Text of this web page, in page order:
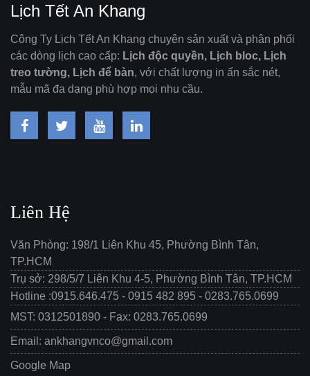
Lịch Tết An Khang
Công Ty Lịch Tết An Khang chuyên sản xuất và phân phối
các dòng lịch cao cấp: Lịch độc quyền, Lịch bloc, Lịch
treo tường, Lịch để bàn, với chất lượng in ấn sắc nét,
mẫu mã đa dạng phù hợp mọi nhu cầu.
Liên Hệ
Văn Phòng: 198/1 Liên Khu 45, Phường Bình Tân,
TP.HCM
Trụ sở: 298/5/7 Liên Khu 4-5, Phường Bình Tân, TP.HCM
Hotline :0915.646.475 - 0915 482 895 - 0283.765.0699
MST: 0312501890 - Fax: 0283.765.0699
Email: ankhangvnco@gmail.com
Google Map